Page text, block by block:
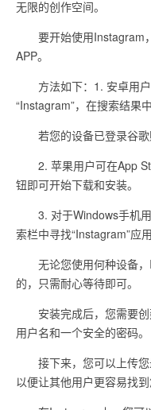
无限的创作空间。
要开始使用Instagram
APP。
方法如下：1. 安卓用户
“Instagram”，在搜索结果
若您的设备已登录谷歌
2. 苹果用户可在App
钮即可开始下载和安装。
3. 对于Windows手机用
索栏中寻找“Instagram”应
无论您使用何种设备，
的，只需耐心等待即可。
安装完成后，您需要创
用户名和一个安全的密码。
接下来，您可以上传您
以便让其他用户更容易找到